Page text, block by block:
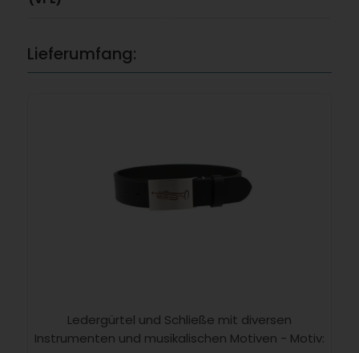
Lieferumfang:
Ledergürtel und Schließe mit diversen
Instrumenten und musikalischen Motiven - Motiv: